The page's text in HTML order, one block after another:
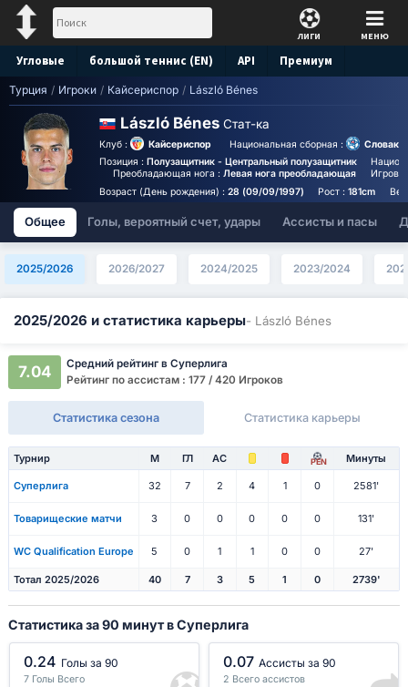
ЛИГИ МЕНЮ
Угловые большой теннис (EN) API Премиум
Прогноз
Турция / Игроки / Кайсериспор / László Bénes
László Bénes Стат-ка
Клуб : Кайсериспор Национальная сборная :
Позиция : Полузащитник - Центральный полузащитник
Преобладающая нога :Левая нога преобладающая
Возраст (День рождения) : 28 (09/09/1997) Рост :181cm
Общее Голы, вероятный счет, удары Ассисты и пасы
2025/2026 2026/2027 2024/2025 2023/2024
2025/2026 и статистика карьеры- László Bénes
7.04
Средний рейтинг в Суперлига
Рейтинг по ассистам : 177 / 420 Игроков
Статистика сезона Статистика карьеры
Турнир М ГЛ АС PEN Минуты
Суперлига 32 7 2 4 1 0 2581'
Товарищеские матчи 3 0 0 0 0 0 131'
WC Qualification Europe 5 0 1 1 0 0 27'
Тотал 2025/2026 40 7 3 5 1 0 2739'
Статистика за 90 минут в Суперлига
0.24 Голы за 90
7 Голы Всего
0.07 Ассисты за 90
2 Всего ассистов